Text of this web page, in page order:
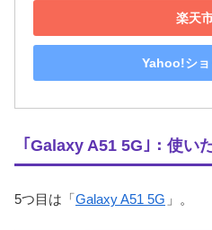
楽天
Yahoo!シ
｢Galaxy A51 5G｣：使い
5つ目は「Galaxy A51 5G 」。